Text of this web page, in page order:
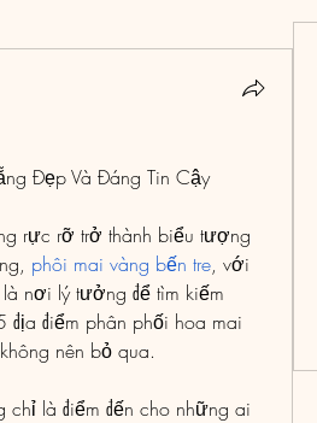
Đẹp Và Đáng Tin Cậy
rực rỡ trở thành biểu tượng
phôi mai vàng bến tre, với
nơi lý tưởng để tìm kiếm
điểm phân phối hoa mai
nên bỏ qua.
chỉ là điểm đến cho những ai